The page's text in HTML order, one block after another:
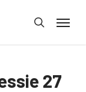
search
Menu
27